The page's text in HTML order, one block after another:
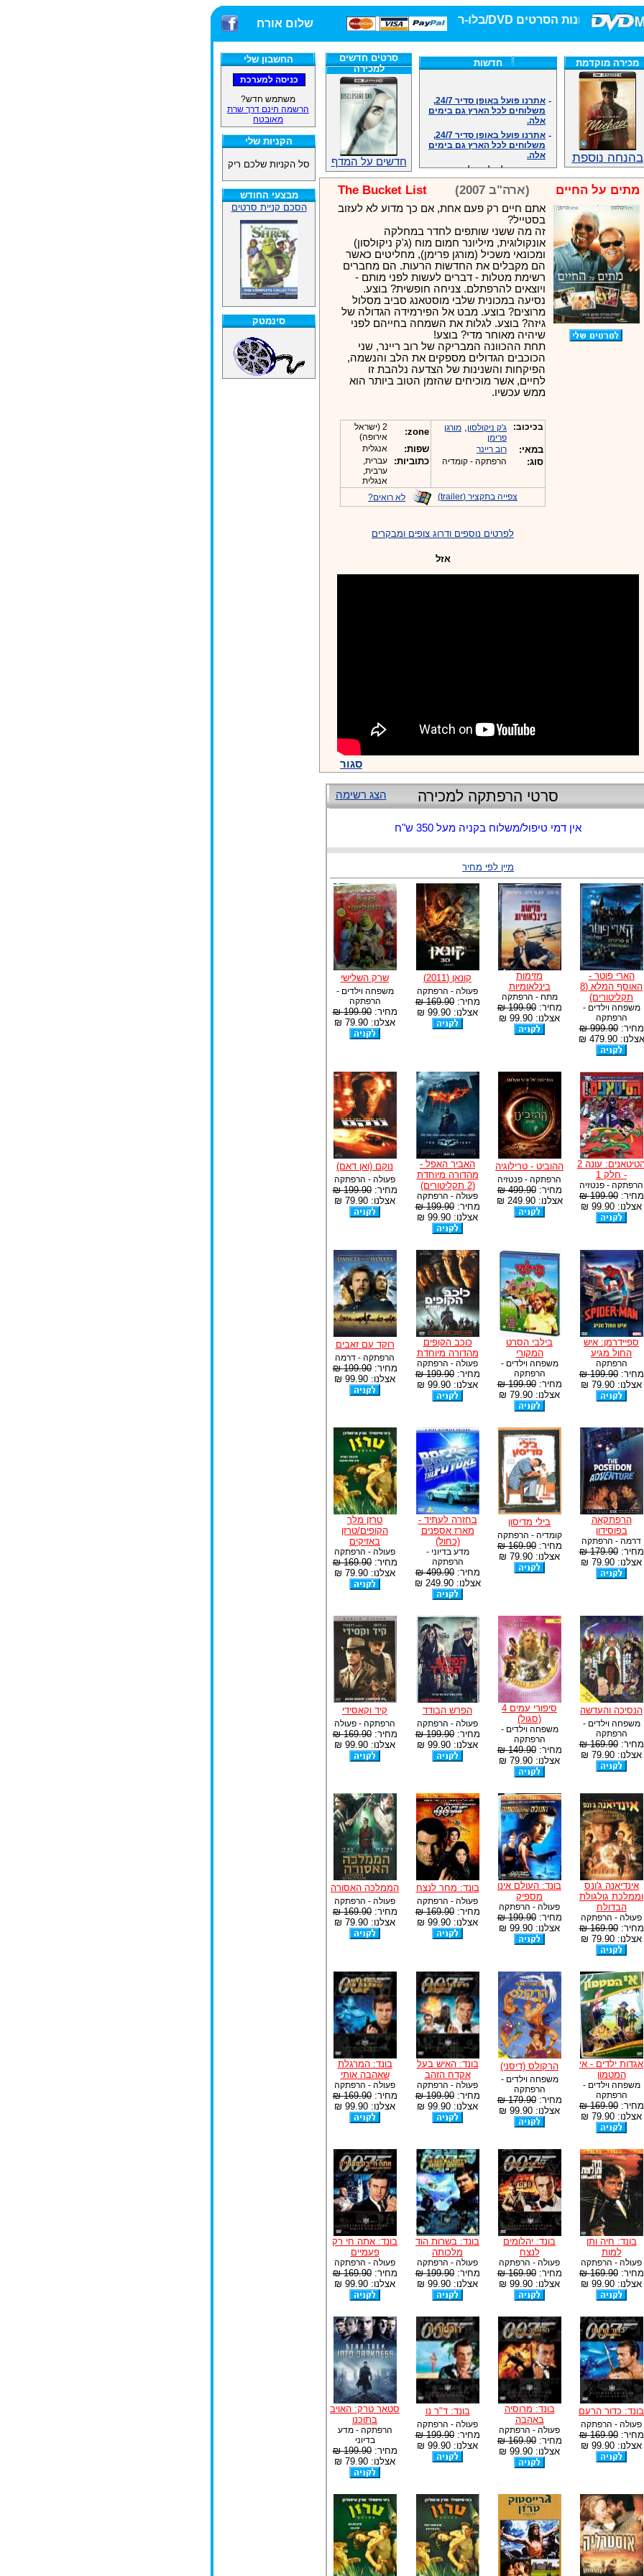
חנות הסרטים DVD/בלו-ריי/3D הגדולה ביותר! שלום אורח
החשבון שלי
משתמש חדש?
הרשמה חינם דרך שרת
מאובטח
הקניות שלי
סל הקניות שלכם ריק
מבצעי החודש
הסכם קניית סרטים
סינמטק
מכירה מוקדמת
בהנחה נוספת
חדשות
משלוחים לכל הארץ גם בימים
אלה.
משלוחים לכל הארץ גם בימים
אלה.
אנחנו כאן לכול שאלה וזמינים
במענה הטלפוני שלנו.ובמייל
.האתר לרשותכם פעיל 24/7
מענה טלפוני: 09-7652392
צוות דיוידי מאסטר ישיר.
זמינים במייל ובטלפון. האתר
לרשותכם פעיל 24/7
צוות דיוידי מאסטר ישיר.
אנחנו כאן לכול שאלה וזמינים
במענה הטלפוני שלנו.ובמייל
.האתר לרשותכם 24/7
מענה טלפוני: 09-7652392
צוות דיוידי מאסטר ישיר.
סרטים חדשים
למכירה
חדשים על המדף
מתים על החיים (ארה"ב 2007) The Bucket List
אתם חיים רק פעם אחת, אם כך מדוע לא לעזוב
בסטייל?
זה מה ששני שותפים לחדר במחלקה
אונקולוגית, מיליונר חמום מוח (ג'ק ניקולסון)
ומכונאי משכיל (מורגן פרימן), מחליטים כאשר
הם מקבלים את החדשות הרעות. הם מחברים
רשימת מטלות - דברים לעשות לפני מותם -
ויוצאים להרפתלם. צניחה חופשית? בוצע.
נסיעה במכונית שלבי מוסטאנג סביב מסלול
מרוצים? בוצע. מבט אל הפירמידה הגדולה של
גיזה? בוצע. לגלות את השמחה בחייהם לפני
שיהיה מאוחר מדי? בוצע!
תחת ההכוונה המבריקה של רוב ריינר, שני
הכוכבים הגדולים מספקים את הלב והנשמה,
הפיקחות והשנינות של הצדעה נלהבת זו
לחיים, אשר מוכיחים שהזמן הטוב ביותר הוא
ממש עכשיו.
בכיכוב: ג'ק ניקולסון, מורגן
פרימן
במאי: רוב ריינר
סוג: הרפתקה - קומדיה
zone:
2 (ישראל
אירופה)
שפות: אנגלית
כתוביות:
עברית,
ערבית,
אנגלית
צפייה בתקציר (trailer)
לא רואים?
לפרטים נוספים ודרוג צופים ומבקרים
אזל
סגור
הצג רשימה סרטי הרפתקה למכירה
אין דמי טיפול/משלוח בקניה מעל 350 ש"ח
מיין לפי מחיר
הארי פוטר -
האוסף המלא (8
תקליטורים)
משפחה וילדים -
הרפתקה
מחיר:999.90 ₪
אצלנו: 479.90 ₪
מזימות
בינלאומיות
מתח - הרפתקה
מחיר:199.90 ₪
אצלנו: 99.90 ₪
קונאן (2011)
פעולה - הרפתקה
מחיר:169.90 ₪
אצלנו: 99.90 ₪
שרק השלישי
משפחה וילדים -
הרפתקה
מחיר:199.90 ₪
אצלנו: 79.90 ₪
הטיטאנים: עונה 2
- חלק 1
הרפתקה - פנטזיה
מחיר:199.90 ₪
אצלנו: 99.90 ₪
ההוביט - טרילוגיה
הרפתקה - פנטזיה
מחיר:499.90 ₪
אצלנו: 249.90 ₪
האביר האפל -
מהדורה מיוחדת
(2 תקליטורים)
פעולה - הרפתקה
מחיר:199.90 ₪
אצלנו: 99.90 ₪
נוקם (ואן דאם)
פעולה - הרפתקה
מחיר:199.90 ₪
אצלנו: 79.90 ₪
ספיידרמן: איש
החול מגיע
הרפתקה
מחיר:199.90 ₪
אצלנו: 79.90 ₪
בילבי הסרט
המקורי
משפחה וילדים -
הרפתקה
מחיר:199.90 ₪
אצלנו: 79.90 ₪
כוכב הקופים
מהדורה מיוחדת
פעולה - הרפתקה
מחיר:199.90 ₪
אצלנו: 99.90 ₪
רוקד עם זאבים
הרפתקה - דרמה
מחיר:199.90 ₪
אצלנו: 99.90 ₪
הרפתקאה
בפוסידון
דרמה - הרפתקה
מחיר:179.90 ₪
אצלנו: 79.90 ₪
בילי מדיסון
קומדיה - הרפתקה
מחיר:169.90 ₪
אצלנו: 79.90 ₪
בחזרה לעתיד -
מארז אספנים
(כחול)
מדע בדיוני -
הרפתקה
מחיר:499.90 ₪
אצלנו: 249.90 ₪
טרזן מלך
הקופים/טרזן
באזיקים
פעולה - הרפתקה
מחיר:169.90 ₪
אצלנו: 79.90 ₪
הנסיכה והעדשה
משפחה וילדים -
הרפתקה
מחיר:169.90 ₪
אצלנו: 79.90 ₪
סיפורי עמים 4
(סגול)
משפחה וילדים -
הרפתקה
מחיר:149.90 ₪
אצלנו: 79.90 ₪
הפרש הבודד
פעולה - הרפתקה
מחיר:199.90 ₪
אצלנו: 99.90 ₪
קיד וקאסידי
הרפתקה - פעולה
מחיר:169.90 ₪
אצלנו: 99.90 ₪
אינדיאנה ג'ונס
וממלכת גולגולת
הבדולח
פעולה - הרפתקה
מחיר:169.90 ₪
אצלנו: 79.90 ₪
בונד: העולם אינו
מספיק
פעולה - הרפתקה
מחיר:199.90 ₪
אצלנו: 99.90 ₪
בונד: מחר לנצח
פעולה - הרפתקה
מחיר:169.90 ₪
אצלנו: 99.90 ₪
הממלכה האסורה
פעולה - הרפתקה
מחיר:169.90 ₪
אצלנו: 79.90 ₪
אגדות ילדים - אי
המטמון
משפחה וילדים -
הרפתקה
מחיר:169.90 ₪
אצלנו: 79.90 ₪
הרקולס (דיסני)
משפחה וילדים -
הרפתקה
מחיר:179.90 ₪
אצלנו: 99.90 ₪
בונד: האיש בעל
אקדח הזהב
פעולה - הרפתקה
מחיר:199.90 ₪
אצלנו: 99.90 ₪
בונד: המרגלת
שאהבה אותי
פעולה - הרפתקה
מחיר:169.90 ₪
אצלנו: 99.90 ₪
בונד: חיה ותן
למות
פעולה - הרפתקה
מחיר:169.90 ₪
אצלנו: 99.90 ₪
בונד: יהלומים
לנצח
פעולה - הרפתקה
מחיר:169.90 ₪
אצלנו: 99.90 ₪
בונד: בשרות הוד
מלכותה
פעולה - הרפתקה
מחיר:199.90 ₪
אצלנו: 99.90 ₪
בונד: אתה חי רק
פעמיים
פעולה - הרפתקה
מחיר:169.90 ₪
אצלנו: 99.90 ₪
בונד: כדור הרעם
פעולה - הרפתקה
מחיר:169.90 ₪
אצלנו: 99.90 ₪
בונד: מרוסיה
באהבה
פעולה - הרפתקה
מחיר:169.90 ₪
אצלנו: 99.90 ₪
בונד: ד"ר נו
פעולה - הרפתקה
מחיר:199.90 ₪
אצלנו: 99.90 ₪
סטאר טרק: האויב
בתוכנו
הרפתקה - מדע
בדיוני
מחיר:199.90 ₪
אצלנו: 79.90 ₪